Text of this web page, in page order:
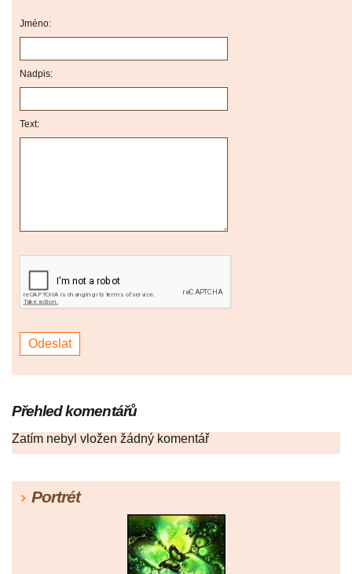
Jméno:
Nadpis:
Text:
Přehled komentářů
Zatím nebyl vložen žádný komentář
Portrét